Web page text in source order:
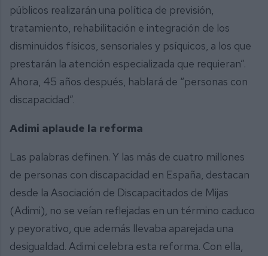
públicos realizarán una política de previsión,
tratamiento, rehabilitación e integración de los
disminuidos físicos, sensoriales y psíquicos, a los que
prestarán la atención especializada que requieran”.
Ahora, 45 años después, hablará de “personas con
discapacidad”.
Adimi aplaude la reforma
Las palabras definen. Y las más de cuatro millones
de personas con discapacidad en España, destacan
desde la Asociación de Discapacitados de Mijas
(Adimi), no se veían reflejadas en un término caduco
y peyorativo, que además llevaba aparejada una
desigualdad. Adimi celebra esta reforma. Con ella,